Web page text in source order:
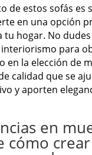
de estos sofás es
en una opción
tu hogar. No
para
en la elección de
calidad que se
y aporten
en
cómo crear